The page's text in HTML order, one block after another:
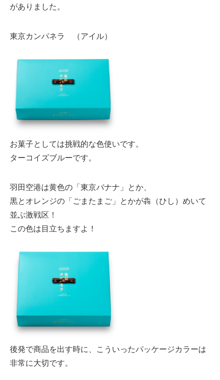
がありました。
東京カンパネラ （アイル）
お菓子としては挑戦的な色使いです。
ターコイズブルーです。
羽田空港は黄色の「東京バナナ」とか、
黒とオレンジの「ごまたまご」とかが犇（ひし）めいて
並ぶ激戦区！
この色は目立ちますよ！
後発で商品を出す時に、こういったパッケージカラーは
非常に大切です。